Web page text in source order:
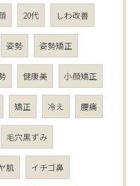
20代 しわ改善
姿勢 姿勢矯正
健康美 小顔矯正
矯正 冷え 腰痛
毛穴黒ずみ
肌 イチゴ鼻